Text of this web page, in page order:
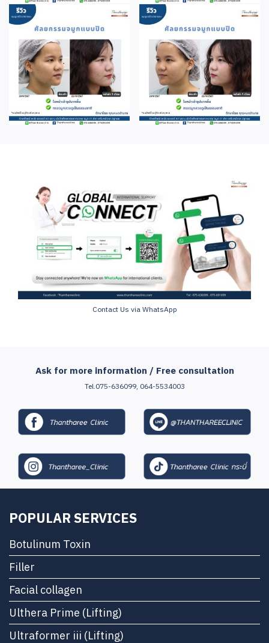
Contact Us via WhatsApp
Ask for more information / Free consultation
Tel.075-636099, 064-5534003
POPULAR SERVICES
Botulinum Toxin
Filler
Facial collagen
Ulthera Prime (Lifting)
Ultraformer iii (Lifting)